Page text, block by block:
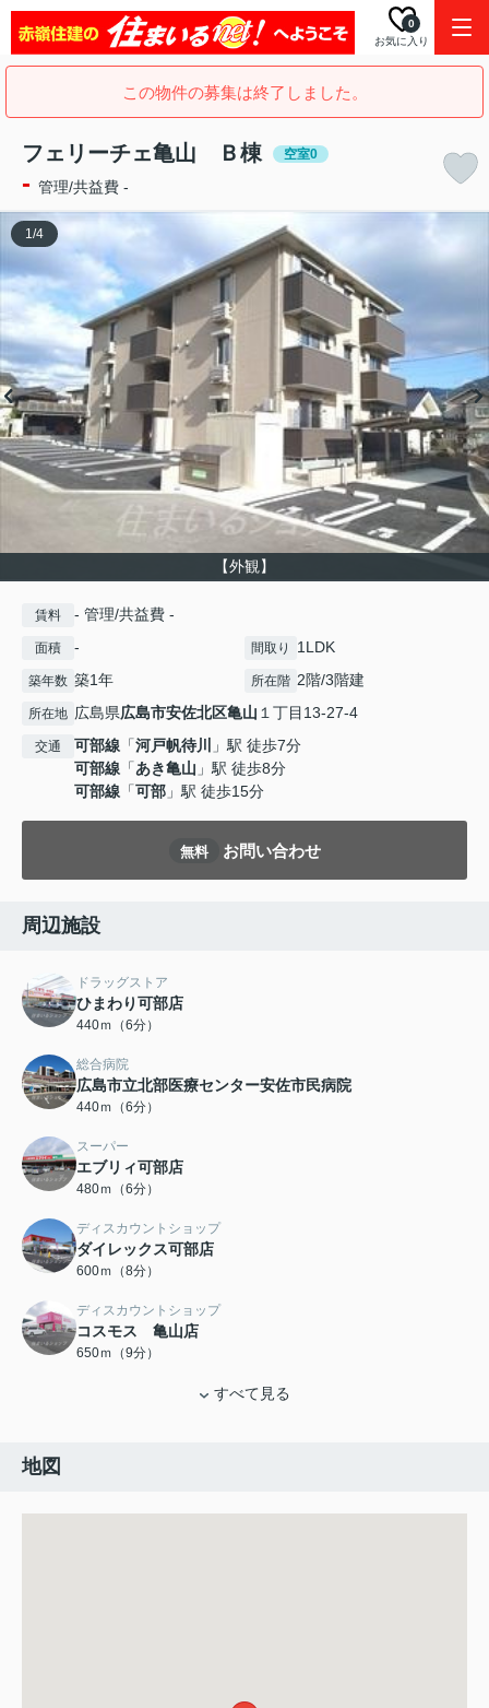
お気に入り
0
この物件の募集は終了しました。
フェリーチェ亀山 Ｂ棟 空室0
- 管理/共益費 -
【外観】
1/4
賃料 - 管理/共益費 -
面積 - 間取り 1LDK
築年数 築1年 所在階 2階/3階建
所在地 広島県広島市安佐北区亀山 １丁目13-27-4
交通 可部線 「河戸帆待川
」駅 徒歩7分
可部線 「あき亀山 」駅 徒歩8分
可部線 「可部 」駅 徒歩15分
無料 お問い合わせ
周辺施設
ドラッグストア
ひまわり可部店
440ｍ（6分）
総合病院
広島市立北部医療センター安佐市民病院
440ｍ（6分）
スーパー
エブリィ可部店
480ｍ（6分）
ディスカウントショップ
ダイレックス可部店
600ｍ（8分）
ディスカウントショップ
コスモス 亀山店
650ｍ（9分）
すべて見る
地図